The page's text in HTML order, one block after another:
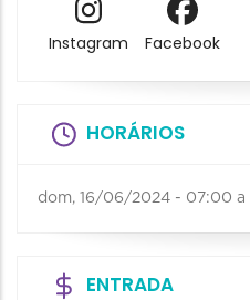
Instagram Facebook
HORÁRIOS
dom, 16/06/2024 - 07:00 a
ENTRADA